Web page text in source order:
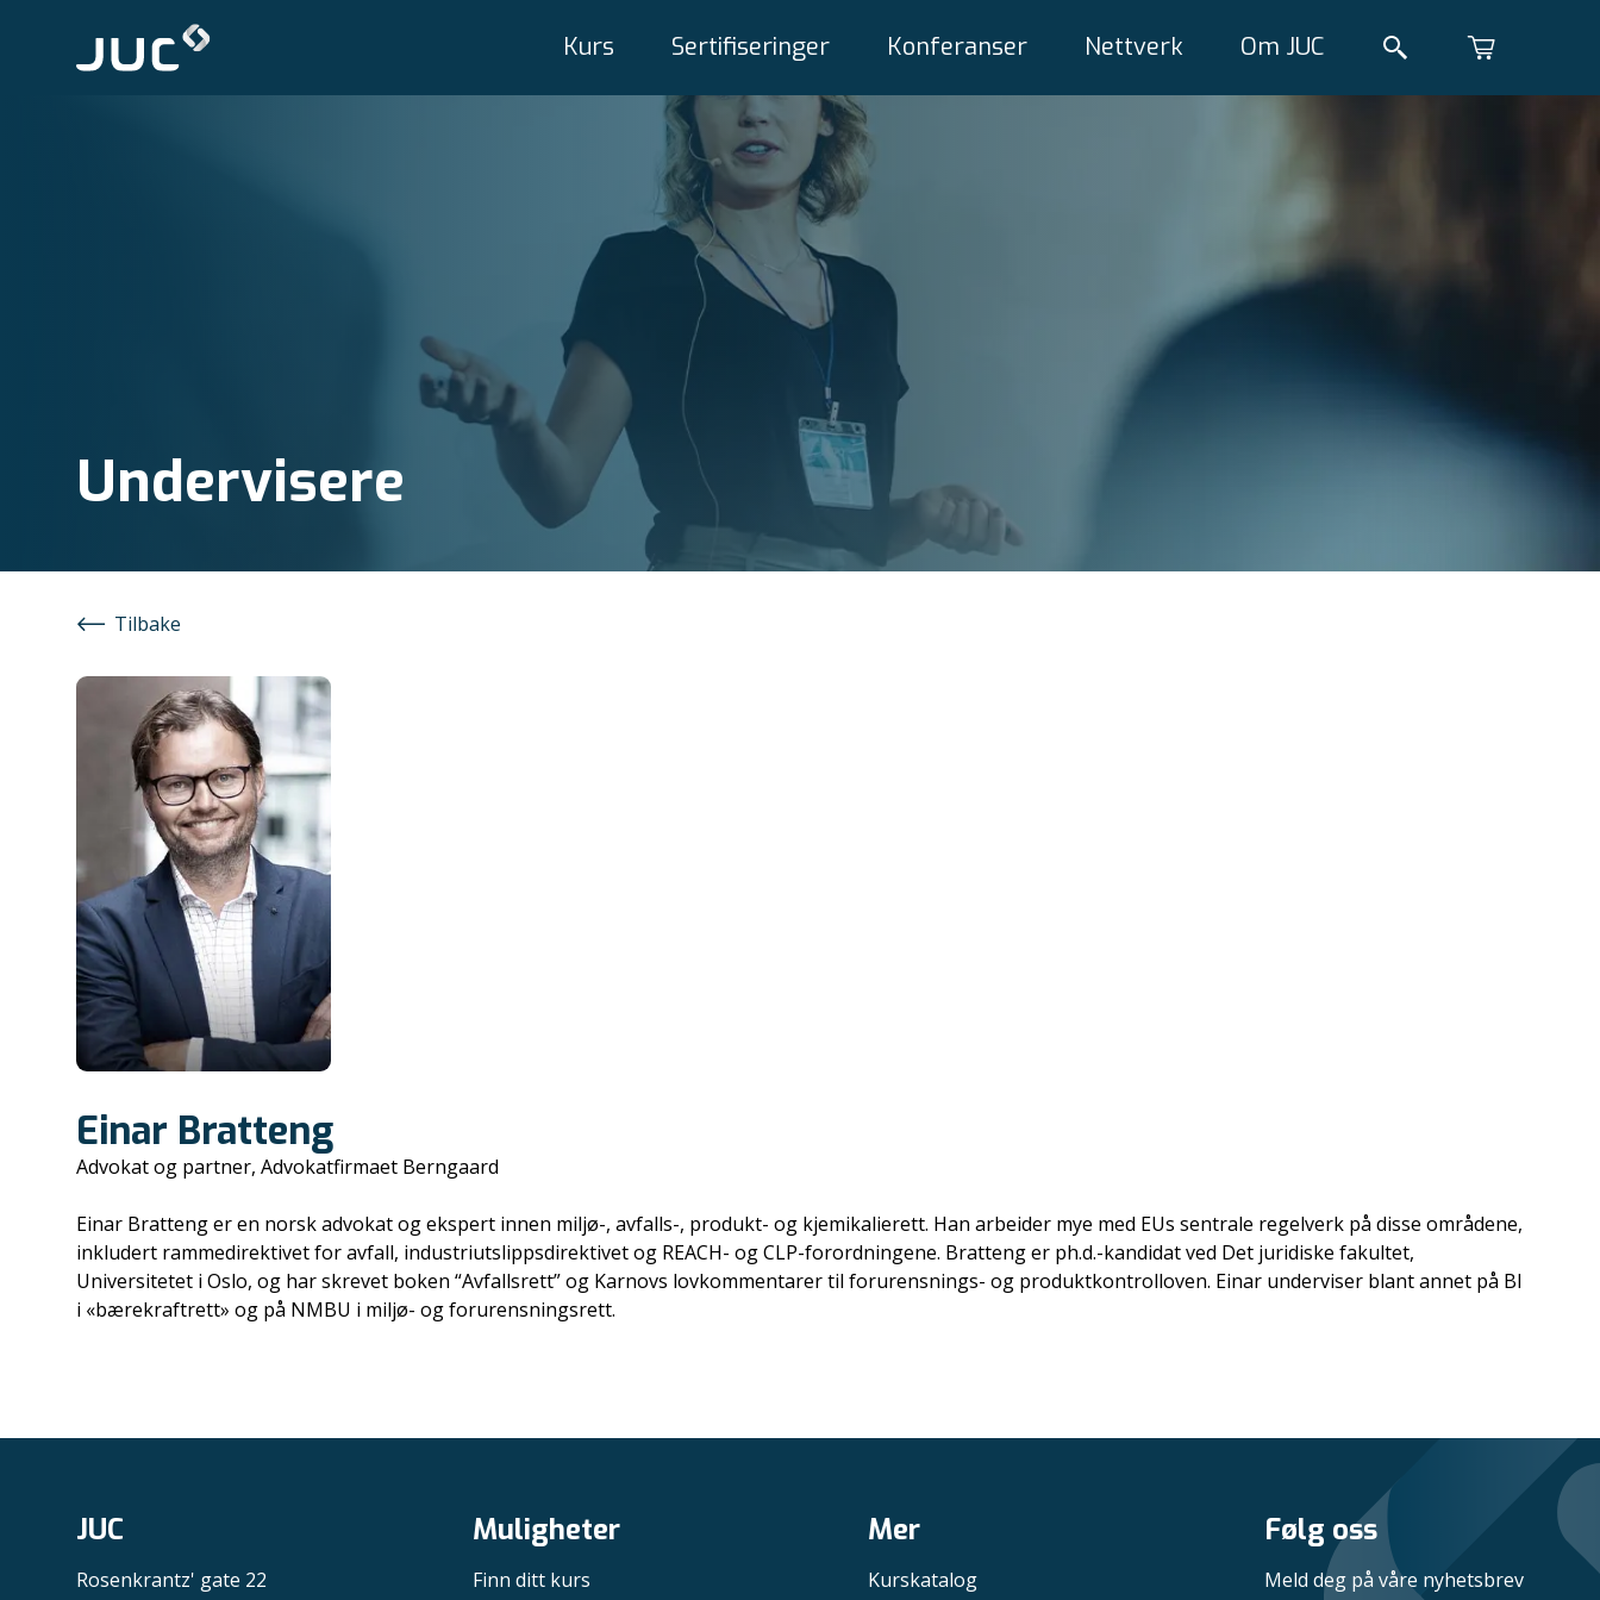
Kurs Sertifiseringer Konferanser Nettverk Om JUC
Undervisere
Tilbake
Einar Bratteng
Advokat og partner, Advokatfirmaet Berngaard
Einar Bratteng er en norsk advokat og ekspert innen miljø-, avfalls-, produkt- og kjemikalierett. Han arbeider mye med EUs sentrale regelverk på disse områdene,
inkludert rammedirektivet for avfall, industriutslippsdirektivet og REACH- og CLP-forordningene. Bratteng er ph.d.-kandidat ved Det juridiske fakultet,
Universitetet i Oslo, og har skrevet boken “Avfallsrett” og Karnovs lovkommentarer til forurensnings- og produktkontrolloven. Einar underviser blant annet på BI
i «bærekraftrett» og på NMBU i miljø- og forurensningsrett.
JUC
Rosenkrantz' gate 22
Muligheter
Finn ditt kurs
Mer
Kurskatalog
Følg oss
Meld deg på våre nyhetsbrev